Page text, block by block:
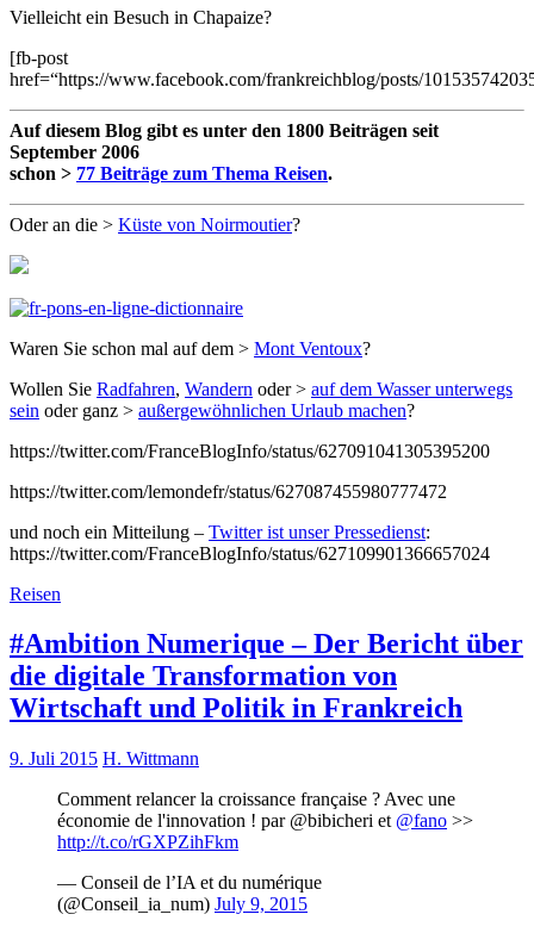
Vielleicht ein Besuch in Chapaize?
[fb-post
href=“https://www.facebook.com/frankreichblog/posts/
Auf diesem Blog gibt es unter den 1800 Beiträgen seit
September 2006
schon > 77 Beiträge zum Thema Reisen.
Oder an die > Küste von Noirmoutier?
Waren Sie schon mal auf dem > Mont Ventoux?
Wollen Sie Radfahren, Wandern oder > auf dem Wasser unterwegs
sein oder ganz > außergewöhnlichen Urlaub machen?
https://twitter.com/FranceBlogInfo/status/627091041305395200
https://twitter.com/lemondefr/status/627087455980777472
und noch ein Mitteilung – Twitter ist unser Pressedienst:
https://twitter.com/FranceBlogInfo/status/627109901366657024
Reisen
#Ambition Numerique – Der Bericht über
die digitale Transformation von
Wirtschaft und Politik in Frankreich
9. Juli 2015 H. Wittmann
Comment relancer la croissance française ? Avec une
économie de l'innovation ! par @bibicheri et @fano >>
http://t.co/rGXPZihFkm
— Conseil de l’IA et du numérique
(@Conseil_ia_num) July 9, 2015